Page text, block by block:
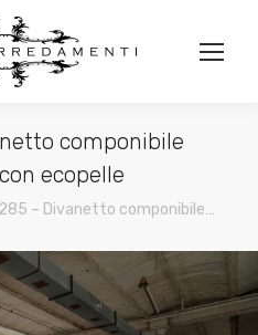
componibile
ecopelle
– Divanetto componibile…